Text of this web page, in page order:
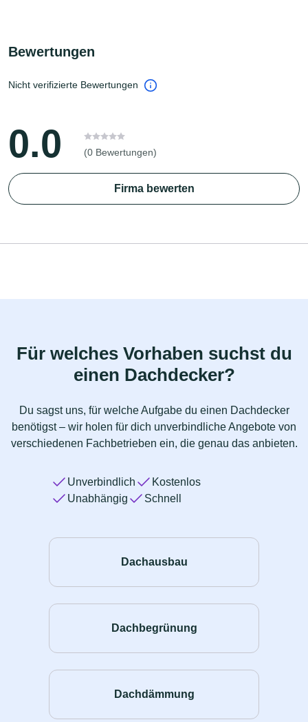
Bewertungen
Nicht verifizierte Bewertungen
0.0 (0 Bewertungen)
Firma bewerten
Für welches Vorhaben suchst du
einen Dachdecker?
Du sagst uns, für welche Aufgabe du einen Dachdecker
benötigst – wir holen für dich unverbindliche Angebote von
verschiedenen Fachbetrieben ein, die genau das anbieten.
Unverbindlich
Kostenlos
Unabhängig
Schnell
Dachausbau
Dachbegrünung
Dachdämmung